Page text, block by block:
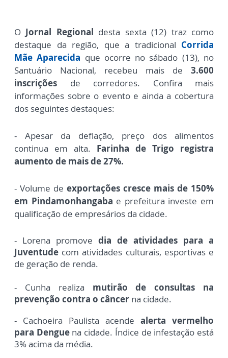
O Jornal Regional desta sexta (12) traz como
destaque da região, que a tradicional Corrida
Mãe Aparecida que ocorre no sábado (13), no
Santuário Nacional, recebeu mais de 3.600
inscrições de corredores. Confira mais
informações sobre o evento e ainda a cobertura
dos seguintes destaques:
- Apesar da deflação, preço dos alimentos
continua em alta. Farinha de Trigo registra
aumento de mais de 27%.
- Volume de exportações cresce mais de 150%
em Pindamonhangaba e prefeitura investe em
qualificação de empresários da cidade.
- Lorena promove dia de atividades para a
Juventude com atividades culturais, esportivas e
de geração de renda.
- Cunha realiza mutirão de consultas na
prevenção contra o câncer na cidade.
- Cachoeira Paulista acende alerta vermelho
para Denguena cidade. Índice de infestação está
3% acima da média.